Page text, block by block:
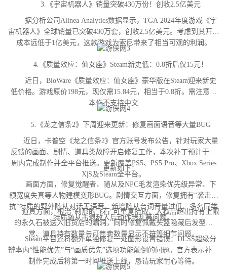
3.《宇宙机器人》销量突破430万份！创收2.5亿美元
据分析公司Alinea Analytics数据显示，TGA 2024年度游戏《宇
宙机器人》全球销量已突破430万套，创收2.5亿美元。考虑到其开发
成本远低于1亿美元，这款游戏为索尼带来了相当可观的利润。
4.《质量效应：仙女座》Steam新史低：0.8折后仅15元！
近日，BioWare《质量效应：仙女座》豪华版在Steam迎来新史
低价格。游戏原价198元，现仅需15.84元，相当于0.8折。需注意，
本作不支持中文
5.《龙之信条2》下周迎来更新：修复画面语音等大量BUG
近日，卡普空《龙之信条2》官方账号发布公告，针对玩家大量
反馈的画面、剧情、道具类故障开启修复工作，本次补丁预计于下
周内完成制作并全平台推送。更新覆盖PS5、PS5 Pro、Xbox Series
X|S及Steam全平台。
更新如下：
画面方面，修复觉醒者、随从及NPC毛发渲染优先级异常、下
颌宽度失真等人物建模变形BUG。剧情交互方面，修复拥有“袭击对
抗”特质的野外随从对话无语音、新增随从台词音量过低、多名同类
特质随从击退敌人后动作错乱等问题。
道具方面，根治“刹那的飞石”可重复拾取、入狱后超出持有上限
的永久石被送入旧货店的漏洞，同时修复佩戴头盔隐藏后发型异
常、道具持有数量与可售卖数量显示不符等细节问题。
Steam平台还将额外单独修复一处图形设置错误：DLSS超级分
辨率内“性能优先”与“画质优先”选项功能颠倒的问题。官方表示补丁
制作完成后将第一时间推送上线，恳请玩家耐心等待。